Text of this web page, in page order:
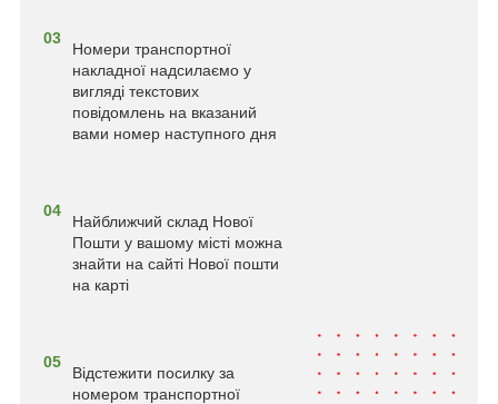
03
Номери транспортної
накладної надсилаємо у
вигляді текстових
повідомлень на вказаний
вами номер наступного дня
04
Найближчий склад Нової
Пошти у вашому місті можна
знайти на сайті Нової пошти
на карті
05
Відстежити посилку за
номером транспортної